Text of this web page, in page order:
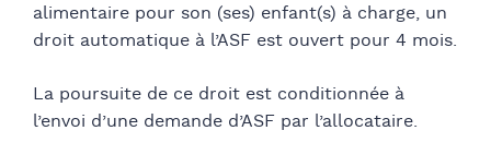
alimentaire pour son (ses) enfant(s) à charge, un
droit automatique à l’ASF est ouvert pour 4 mois.
La poursuite de ce droit est conditionnée à
l’envoi d’une demande d’ASF par l’allocataire.